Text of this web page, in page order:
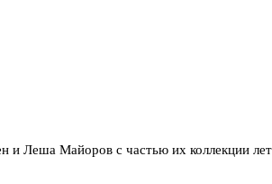
и Леша Майоров с частью их коллекции